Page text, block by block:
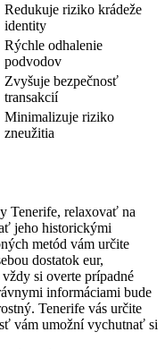
Redukuje riziko krádeže
identity
Rýchle odhalenie
podvodov
Zvyšuje bezpečnosť
transakcií
Minimalizuje riziko
zneužitia
Tenerife, relaxovať na
jeho historickými
metód vám určite
dostatok eur,
si overte prípadné
informáciami bude
Tenerife vás určite
vám umožní vychutnať si